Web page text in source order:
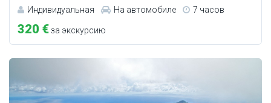
Индивидуальная На автомобиле 7 часов
320 €за экскурсию